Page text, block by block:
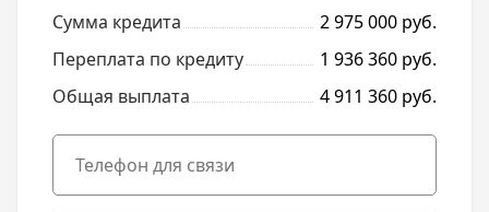
Сумма кредита
2 975 000 руб.
Переплата по кредиту
1 936 360 руб.
Общая выплата
4 911 360 руб.